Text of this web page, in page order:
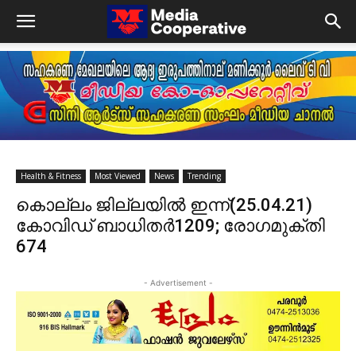
Health & Fitness Most Viewed News Trending
കൊല്ലം ജില്ലയിൽ ഇന്ന്(25.04.21)
കോവിഡ് ബാധിതർ1209; രോഗമുക്തി
674
- Advertisement -